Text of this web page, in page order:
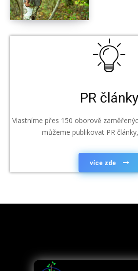
PR články
Vlastníme přes 150 oborově
můžeme publikovat PR
více zde